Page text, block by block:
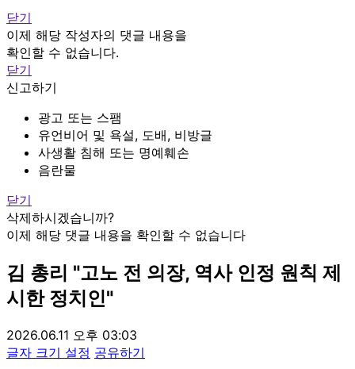
닫기
이제 해당 작성자의 댓글 내용을
확인할 수 없습니다.
닫기
신고하기
광고 또는 스팸
유언비어 및 욕설, 도배, 비방글
사생활 침해 또는 명예훼손
음란물
닫기
삭제하시겠습니까?
이제 해당 댓글 내용을 확인할 수 없습니다
김 총리 "고노 전 의장, 역사 인정 원칙 제
시한 정치인"
2026.06.11 오후 03:03
글자 크기 설정 공유하기